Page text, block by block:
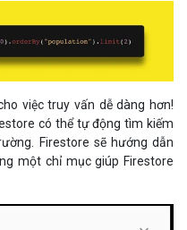
có thể tự động tìm kiếm
Firestore sẽ hướng dẫn
một chỉ mục giúp Firestore